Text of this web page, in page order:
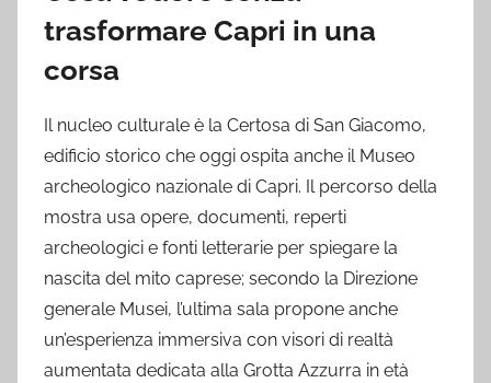
trasformare Capri in una
corsa
Il nucleo culturale è la Certosa di San Giacomo,
edificio storico che oggi ospita anche il Museo
archeologico nazionale di Capri. Il percorso della
mostra usa opere, documenti, reperti
archeologici e fonti letterarie per spiegare la
nascita del mito caprese; secondo la Direzione
generale Musei, l’ultima sala propone anche
un’esperienza immersiva con visori di realtà
aumentata dedicata alla Grotta Azzurra in età